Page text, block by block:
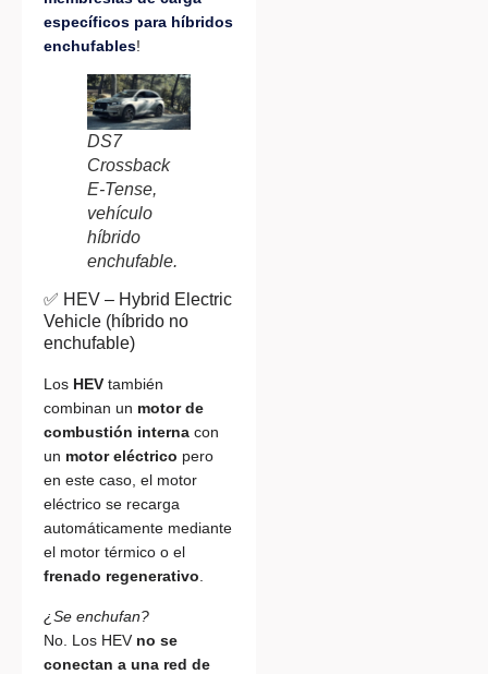
específicos para híbridos
enchufables!
DS7
Crossback
E-Tense,
vehículo
híbrido
enchufable.
✅ HEV – Hybrid Electric
Vehicle (híbrido no
enchufable)
Los HEV también
combinan un motor de
combustión interna con
un motor eléctrico pero
en este caso, el motor
eléctrico se recarga
automáticamente mediante
el motor térmico o el
frenado regenerativo.
¿Se enchufan?
No. Los HEV no se
conectan a una red de